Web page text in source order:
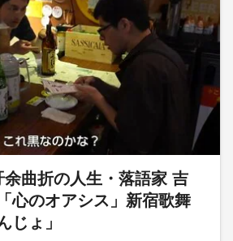
余曲折の人生・落語家 吉
心のオアシス」新宿歌舞
じょ」